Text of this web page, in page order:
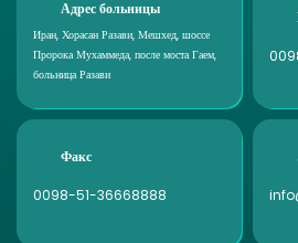
Адрес больницы
Иран, Хорасан Разави, Мешхед, шоссе
Пророка Мухаммеда, после моста Гаем,
больница Разави
Факс
0098-51-36668888